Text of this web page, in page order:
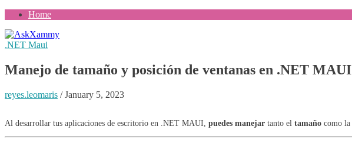
Home
.NET Maui
Manejo de tamaño y posición de ventanas en .NET MAUI
reyes.leomaris /January 5, 2023
Al desarrollar tus aplicaciones de escritorio en .NET MAUI, puedes manejar tanto el tamaño como la